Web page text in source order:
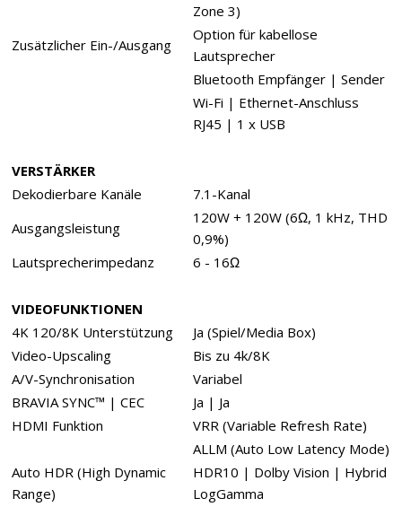
Zone 3)
Zusätzlicher Ein-/Ausgang
Option für kabellose
Lautsprecher
Bluetooth Empfänger | Sender
Wi-Fi | Ethernet-Anschluss
RJ45 | 1 x USB
VERSTÄRKER
Dekodierbare Kanäle
7.1-Kanal
Ausgangsleistung
120W + 120W (6Ω, 1 kHz, THD
0,9%)
Lautsprecherimpedanz
6 - 16Ω
VIDEOFUNKTIONEN
4K 120/8K Unterstützung
Ja (Spiel/Media Box)
Video-Upscaling
Bis zu 4k/8K
A/V-Synchronisation
Variabel
BRAVIA SYNC™ | CEC
Ja | Ja
HDMI Funktion
VRR (Variable Refresh Rate)
ALLM (Auto Low Latency Mode)
Auto HDR (High Dynamic
Range)
HDR10 | Dolby Vision | Hybrid
LogGamma